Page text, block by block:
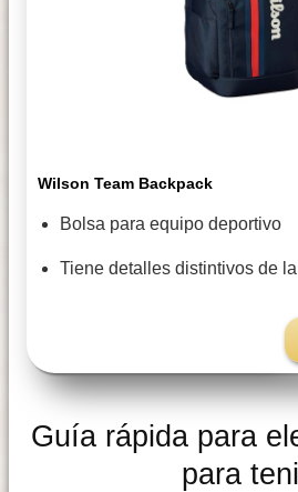
Wilson Team Backpack
Bolsa para equipo deportivo
Tiene detalles distintivos de
Guía rápida para
para